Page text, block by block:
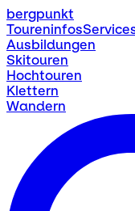
bergpunkt
Toureninfos
Ausbildungen
Skitouren
Hochtouren
Klettern
Wandern